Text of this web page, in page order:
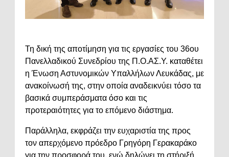
Τη δική της αποτίμηση για τις εργασίες του 36ου
Πανελλαδικού Συνεδρίου της Π.Ο.ΑΣ.Υ. καταθέτει
η Ένωση Αστυνομικών Υπαλλήλων Λευκάδας, με
ανακοίνωσή της, στην οποία αναδεικνύει τόσο τα
βασικά συμπεράσματα όσο και τις
προτεραιότητες για το επόμενο διάστημα.
Παράλληλα, εκφράζει την ευχαριστία της προς
τον απερχόμενο πρόεδρο Γρηγόρη Γερακαράκο
για την προσφορά του, ενώ δηλώνει τη στήριξή